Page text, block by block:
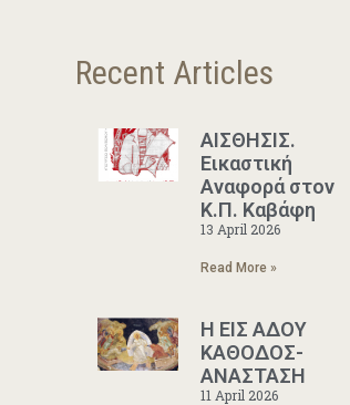
Recent Articles
ΑΙΣΘΗΣΙΣ.
Εικαστική
Αναφορά στον
Κ.Π. Καβάφη
13 April 2026
Read More »
Η ΕΙΣ ΑΔΟΥ
ΚΑΘΟΔΟΣ-
ΑΝΑΣΤΑΣΗ
11 April 2026